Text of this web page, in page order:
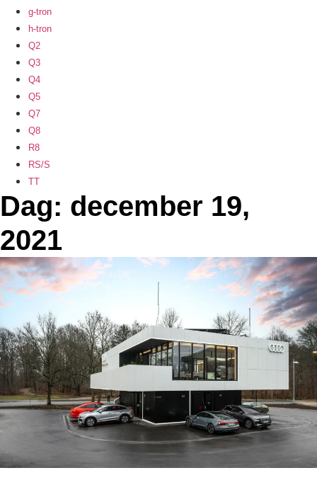
g-tron
h-tron
Q2
Q3
Q4
Q5
Q7
Q8
R8
RS/S
TT
Dag: december 19,
2021